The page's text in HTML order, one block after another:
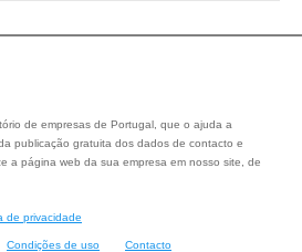
de empresas de Portugal, que o ajuda a
publicação gratuita dos dados de contacto e
a página web da sua empresa em nosso site, de
de privacidade
Condições de uso Contacto